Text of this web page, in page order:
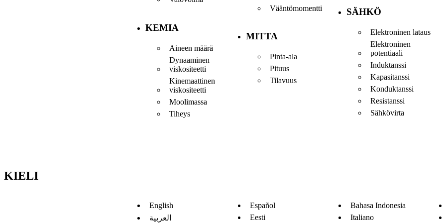
KEMIA
Aineen määrä
Dynaaminen
viskositeetti
Kinemaattinen
viskositeetti
Moolimassa
Tiheys
Vääntömomentti
MITTA
Pinta-ala
Pituus
Tilavuus
SÄHKÖ
Elektroninen lataus
Elektroninen
potentiaali
Induktanssi
Kapasitanssi
Konduktanssi
Resistanssi
Sähkövirta
KIELI
English
العربية
Español
Eesti
Bahasa Indonesia
Italiano